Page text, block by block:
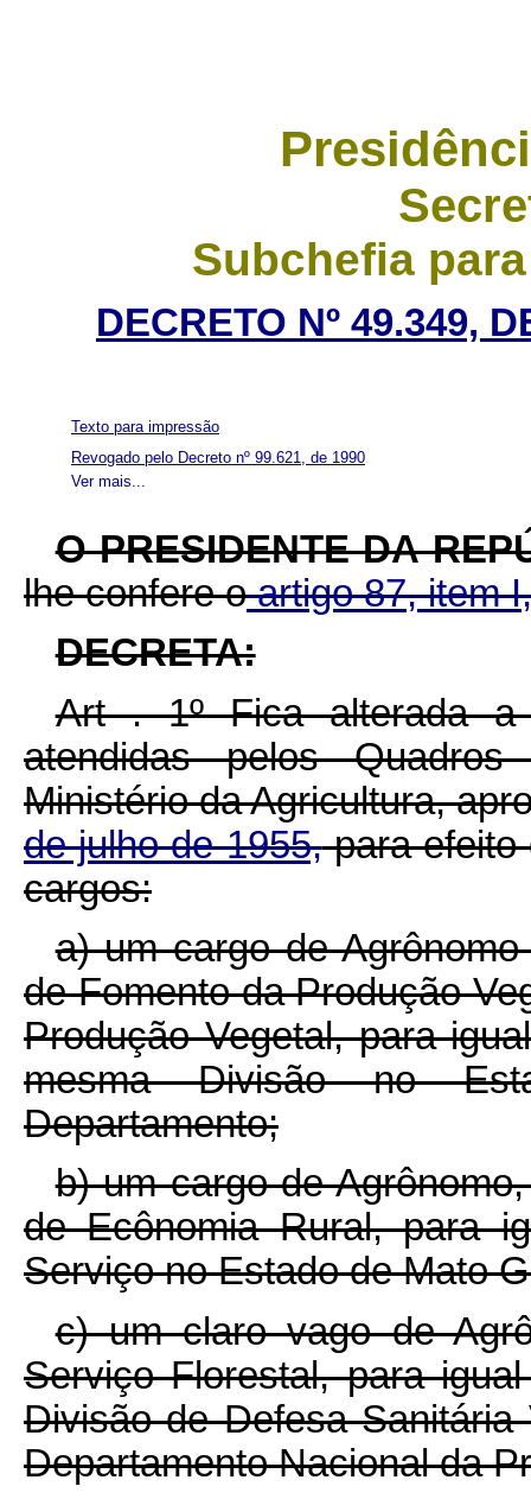
Subchefia
DECRETO Nº 49.349,
Ver mais...
Texto para impressão
Revogado pelo Decreto nº 99.621, de 1990
O PRESIDENTE DA
lhe confere oartigo 87, item
DECRETA:
Art . 1º Fica alterada a
atendidas pelos
Ministério da Agricultura,
de julho de 1955,para efeito
cargos:
a) um cargo de
de Fomento da Produção
Produção Vegetal, para
mesma Divisão no
Departamento;
b) um cargo de
de Ecônomia Rural, para
Serviço no Estado de Mato
c) um claro vago de
Serviço Florestal, para
Divisão de Defesa
Departamento Nacional da